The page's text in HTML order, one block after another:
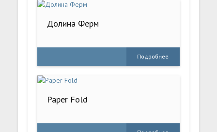
Долина Ферм
Подробнее
Paper Fold